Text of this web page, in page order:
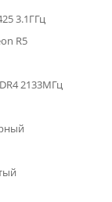
3.1ГГц
R5
2133МГц